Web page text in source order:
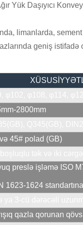
Yük Daşıyıcı
limanlarda,
geniş istifadə
2800mm
45# polad (GB)
preslə işləmə ISO
1623-1624
qazla qorunan